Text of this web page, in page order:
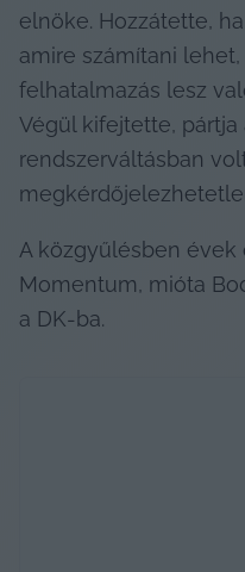
elnöke. Hozzátette,
amire számítani
felhatalmazás lesz
Végül kifejtette,
rendszerváltásban
A közgyűlésben évek
Momentum, mióta
a DK-ba.